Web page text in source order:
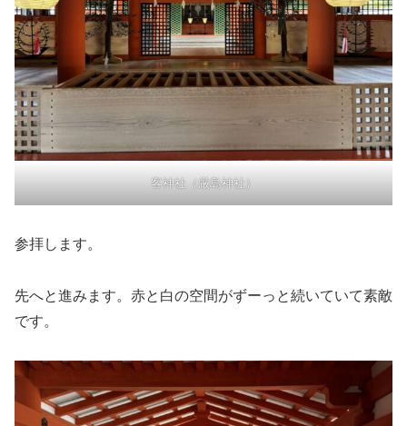
客神社（厳島神社）
参拝します。
先へと進みます。赤と白の空間がずーっと続いていて素敵
です。